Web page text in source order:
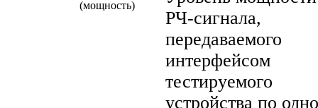
(мощность)
РЧ-сигнала,
передаваемого
интерфейсом
тестируемого
устройства по